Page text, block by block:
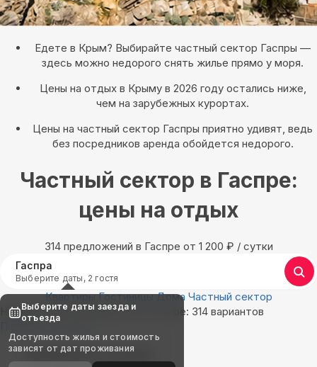
Едете в Крым? Выбирайте частный сектор Гаспры —
здесь можно недорого снять жилье прямо у моря.
Цены на отдых в Крыму в 2026 году остались ниже,
чем на зарубежных курортах.
Цены на частный сектор Гаспры приятно удивят, ведь
без посредников аренда обойдется недорого.
Частный сектор в Гаспре:
цены на отдых
314 предложений в Гаспре oт 1 200 ₽ / сутки
Гаспра
Выберите даты, 2 гостя
Квартиры Гостиницы Дома Частный сектор
Найдём, где остановиться в Гаспре: 314 вариантов
Показать на карте
Выбирайте лучшее
Выберите даты заезда и
отъезда
Доступность жилья и стоимость
зависят от дат проживания